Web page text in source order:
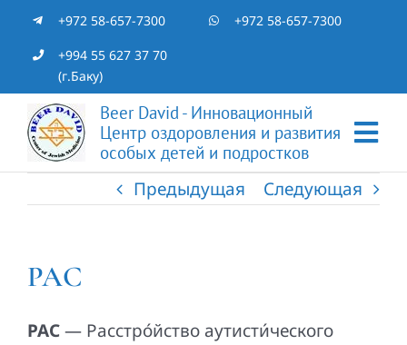
content
+972 58-657-7300
+972 58-657-7300
+994 55 627 37 70
(г.Баку)
Beer David - Инновационный
Центр оздоровления и развития
особых детей и подростков
Предыдущая Следующая
РАС
РАС— Расстро́йство аутисти́ческого